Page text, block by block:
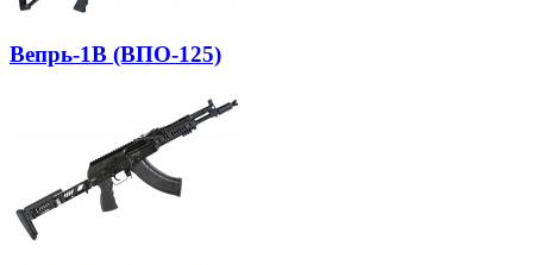
Вепрь-1В (ВПО-125)